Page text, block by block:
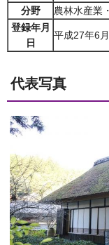
分野
農林水産業
登録年月
日
平成27年6
代表写真